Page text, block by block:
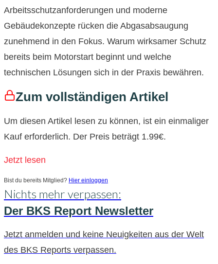
Arbeitsschutzanforderungen und moderne
Gebäudekonzepte rücken die Abgasabsaugung
zunehmend in den Fokus. Warum wirksamer Schutz
bereits beim Motorstart beginnt und welche
technischen Lösungen sich in der Praxis bewähren.
Zum vollständigen Artikel
Um diesen Artikel lesen zu können, ist ein einmaliger
Kauf erforderlich. Der Preis beträgt 1.99€.
Jetzt lesen
Bist du bereits Mitglied? Hier einloggen
Nichts mehr verpassen:
Der BKS Report Newsletter
Jetzt anmelden und keine Neuigkeiten aus der Welt
des BKS Reports verpassen.